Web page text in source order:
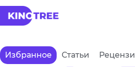
Избранное Статьи